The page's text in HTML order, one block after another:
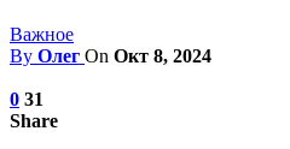
Важное
By Олег On Окт 8, 2024
0 31
Share